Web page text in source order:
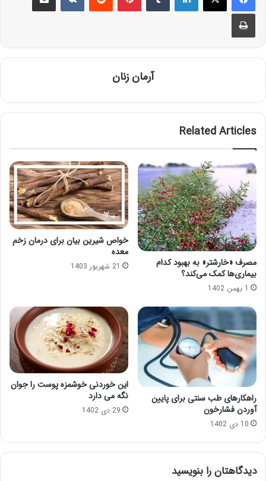
Print
آرمان زنان
Related Articles
مصرف «خارشتر» به بهبود کدام
بیماری‌ها کمک می‌کند؟
1 بهمن 1402
خواص شیرین بیان برای درمان زخم
معده
21 شهریور 1403
راهکارهای طب سنتی برای پایین‌
آوردن فشارخون
10 دی 1402
این خوردنی خوشمزه پوست را جوان
نگه می دارد
29 دی 1402
دیدگاهتان را بنویسید